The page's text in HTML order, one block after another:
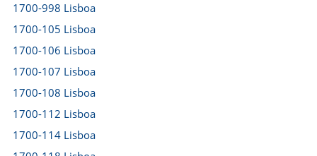
1700-998 Lisboa
1700-105 Lisboa
1700-106 Lisboa
1700-107 Lisboa
1700-108 Lisboa
1700-112 Lisboa
1700-114 Lisboa